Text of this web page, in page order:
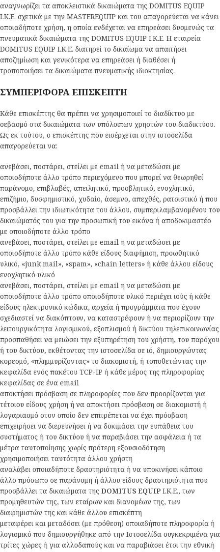
αναγνωρίζει τα αποκλειστικά δικαιώματα της DOMITUS EQUIP
Ι.Κ.Ε. σχετικά με την MASTEREQUIP και του απαγορεύεται να κάνει
οποιαδήποτε χρήση, η οποία ενδέχεται να επηρεάσει δυσμενώς τα
πνευματικά δικαιώματα της DOMITUS EQUIP Ι.Κ.Ε. Η εταιρεία
DOMITUS EQUIP Ι.Κ.Ε. διατηρεί το δικαίωμα να απαιτήσει
αποζημίωση και γενικότερα να επηρεάσει ή διαθέσει ή
τροποποιήσει τα δικαιώματα πνευματικής ιδιοκτησίας.
ΣΥΜΠΕΡΙΦΟΡΑ ΕΠΙΣΚΕΠΤΗ
Κάθε επισκέπτης θα πρέπει να χρησιμοποιεί το διαδίκτυο με
σεβασμό στα δικαιώματα των υπόλοιπων χρηστών του διαδικτύου.
Ως εκ τούτου, ο επισκέπτης που εισέρχεται στην ιστοσελίδα
απαγορεύεται να:
ανεβάσει, ποστάρει, στείλει με email ή να μεταδώσει με
οποιοδήποτε άλλο τρόπο περιεχόμενο που μπορεί να θεωρηθεί
παράνομο, επιβλαβές, απειλητικό, προσβλητικό, ενοχλητικό,
επιζήμιο, δυσφημιστικό, χυδαίο, άσεμνο, απεχθές, ρατσιστικό ή που
προσβάλλει την ιδιωτικότητα του άλλου, συμπεριλαμβανομένου του
δικαιώματός του για την προσωπική του εικόνα ή αποδοκιμαστέο
με οποιοδήποτε άλλο τρόπο
ανεβάσει, ποστάρει, στείλει με email η να μεταδώσει με
οποιοδήποτε άλλο τρόπο κάθε είδους διαφήμιση, προωθητικό
υλικό, «junk mail», «spam», «chain letters» ή κάθε άλλου είδους
ενοχλητικό υλικό
ανεβάσει, ποστάρει, στείλει με email η να μεταδώσει με
οποιοδήποτε άλλο τρόπο οποιοδήποτε υλικό περιέχει ιούς ή κάθε
είδους ηλεκτρονικό κώδικα, αρχεία ή προγράμματα που έχουν
σχεδιαστεί να διακόπτουν, να καταστρέφουν ή να περιορίζουν την
λειτουργικότητα λογισμικού, εξοπλισμού ή δικτύου τηλεπικοινωνίας
προσπαθήσει να μειώσει την εξυπηρέτηση του χρήστη, του παρόχου
ή του δικτύου, εκθέτοντας την ιστοσελίδα σε ιό, δημιουργώντας
κορεσμό, «πλημμυρίζοντας» το διακομιστή, ή τοποθετώντας την
κεφαλίδα ενός πακέτου TCP-IP ή κάθε μέρος της πληροφορίας
κεφαλίδας σε ένα email
αποκτήσει πρόσβαση σε πληροφορίες που δεν προορίζονται για
τέτοιου είδους χρήση ή να αποκτήσει πρόσβαση σε διακομιστή ή
λογαριασμό στον οποίο δεν επιτρέπεται να έχει πρόσβαση
επιχειρήσει να διερευνήσει ή να δοκιμάσει την ευπάθεια του
συστήματος ή του δικτύου ή να παραβιάσει την ασφάλεια ή τα
μέτρα ταυτοποίησης χωρίς πρότερη εξουσιοδότηση
χρησιμοποιήσει ταυτότητα άλλου χρήστη
αναλάβει οποιαδήποτε δραστηριότητα ή να υποκινήσει κάποιο
άλλο πρόσωπο σε παράνομη ή άλλου είδους δραστηριότητα που
προσβάλλει τα δικαιώματα της DOMITUS EQUIP Ι.Κ.Ε., των
προμηθευτών της, των εταίρων και διανομέων της, των
διαφημιστών της και κάθε άλλου επισκέπτη
μεταφέρει και μεταδόσει (με πρόθεση) οποιαδήποτε πληροφορία ή
λογισμικό που δημιουργήθηκε από την Ιστοσελίδα συγκεκριμένα για
τρίτες χώρες ή για αλλοδαπούς και να παραβιάσει έτσι την εθνική